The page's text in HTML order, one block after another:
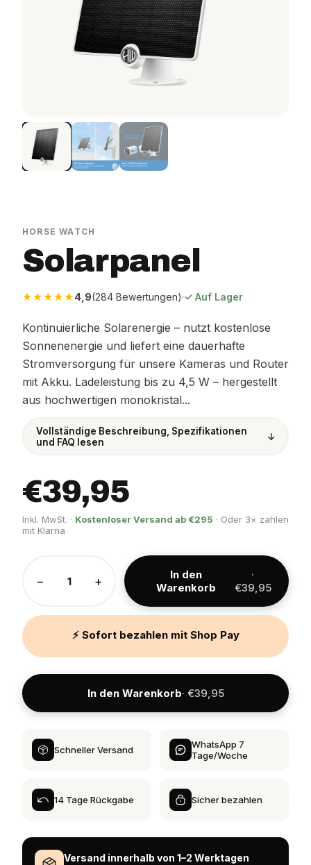
Magnetisches Stalltafel
Horse Watch Care
AirGo Ventilator
Ersatzakkus
HORSE WATCH
Solarpanel
★★★★★4,9(284 Bewertungen)·✓ Auf Lager
Kontinuierliche Solarenergie – nutzt kostenlose
Sonnenenergie und liefert eine dauerhafte
Stromversorgung für unsere Kameras und Router
mit Akku. Ladeleistung bis zu 4,5 W – hergestellt
aus hochwertigen monokristal...
Vollständige Beschreibung, Spezifikationen
und FAQ lesen
↓
€39,95
Inkl. MwSt. · Kostenloser Versand ab €295 · Oder 3× zahlen
mit Klarna
− +
In den
Warenkorb
·
€39,95
⚡ Sofort bezahlen mit Shop Pay
In den Warenkorb· €39,95
Schneller Versand
WhatsApp 7
Tage/Woche
14 Tage Rückgabe Sicher bezahlen
Versand innerhalb von 1–2 Werktagen